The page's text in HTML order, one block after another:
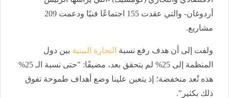
أردوغان- والتي عقدت 155 اجتماعًا فنيًا ودعمت 209
مشاريع.
ولفت إلى أن هدف رفع نسبة التجارة البينية بين دول
المنظمة إلى 25% لم يتحقق بعد، مضيفًا: "حتى نسبة الـ 25%
هذه تُعد منخفضة؛ إذ يتعين علينا وضع أهداف طموحة تفوق
ذلك بكثير".